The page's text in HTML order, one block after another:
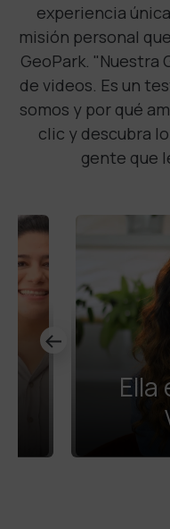
experiencia
misión personal
GeoPark. "Nuestra
de videos. Es un
somos y por qué
clic y descubra
gente que
Ella